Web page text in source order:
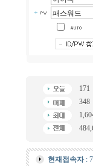
171
348
현재접속자: